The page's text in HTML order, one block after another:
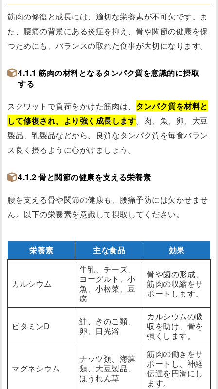
筋肉の修復と成長には、適切な栄養素が不可欠です。ま
た、腰痛の背景にある炎症を抑え、骨や関節の健康を保
つためにも、バランスの取れた食事が大切になります。
4.1.1 筋肉の材料となるタンパク質を意識的に摂取
する
スクワットで負荷をかけた筋肉は、 タンパク質を材料と
して修復され、より強く成長します。肉、魚、卵、大豆
製品、乳製品などから、良質なタンパク質を毎食バラン
ス良く摂るように心がけましょう。
4.1.2 骨と関節の健康を支える栄養素
腰を支える骨や関節の健康も、腰痛予防には欠かせませ
ん。以下の栄養素を意識して摂取してください。
栄養素 主な食品 効果
カルシウム
牛乳、チーズ、
ヨーグルト、小
魚、小松菜、豆
腐
骨や歯の形成、
筋肉の収縮をサ
ポートします。
ビタミンD
鮭、きのこ類、
卵、日光浴
カルシウムの吸
収を助け、骨を
強くします。
マグネシウム
ナッツ類、海藻
類、大豆製品、
ほうれん草
筋肉の働きをサ
ポートし、神経
伝達を円滑にし
ます。